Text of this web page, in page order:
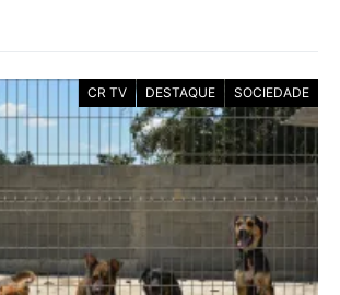
CR TV DESTAQUE SOCIEDADE